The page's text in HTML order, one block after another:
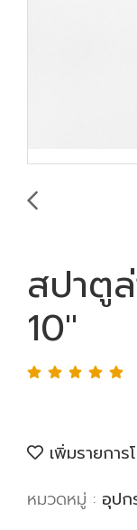
สปาตู
10"
เพิ่มรายการ
หมวดหมู่ : อุป